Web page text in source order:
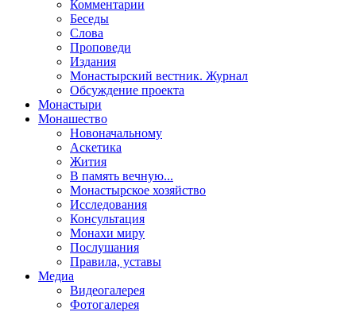
Комментарии
Беседы
Слова
Проповеди
Издания
Монастырский вестник. Журнал
Обсуждение проекта
Монастыри
Монашество
Новоначальному
Аскетика
Жития
В память вечную...
Монастырское хозяйство
Исследования
Консультация
Монахи миру
Послушания
Правила, уставы
Медиа
Видеогалерея
Фотогалерея